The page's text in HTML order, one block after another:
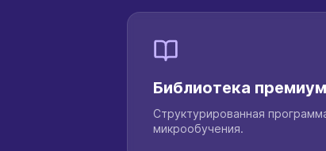
Библиотека
Структурированная
микрообучения.